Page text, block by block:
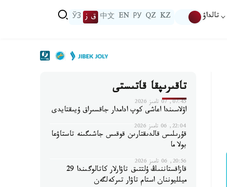
تالداۋ KZ
QZ
РУ
EN
中文 ق ز ЎЗ
تاقىرىپقا قاتىستى
07:45, 07 تامىز 2026
اۋلاسىندا اعاشى كوپ ادامدار جاقسىراق ۇيىقتايدى
22:04, 06 تامىز 2026
قۇرىلىس قالدىقتارىن قوقىس جاشىگىنە تاستاۋعا
بولا ما
20:56, 06 تامىز 2026
قازاقستاننىڭ ۇلتتىق تاۋارلار كاتالوگىندا 29
ميلليوننان استام تاۋار تىركەلگەن